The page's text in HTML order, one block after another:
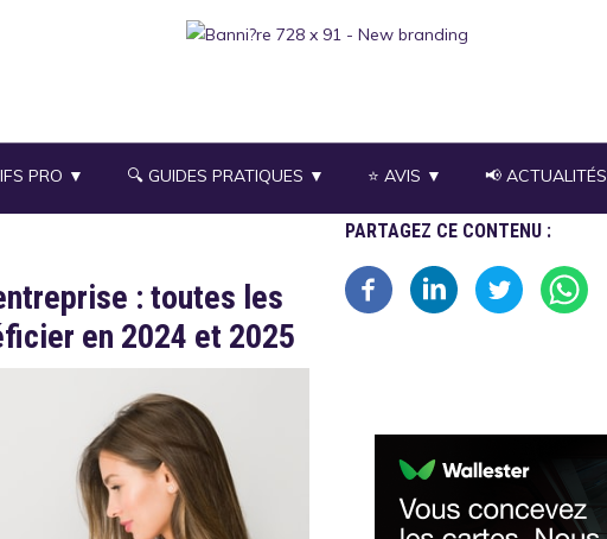
PRO ▼ 🔍 GUIDES PRATIQUES ▼ ⭐ AVIS ▼ 📢 ACTUALITÉS
: toutes les
en 2024 et 2025
PARTAGEZ CE CONTENU :